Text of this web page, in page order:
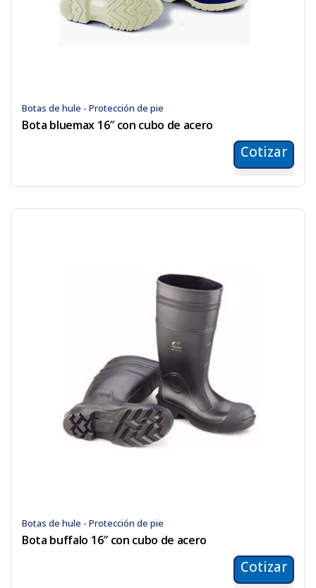
Botas de hule - Protección de pie
Bota bluemax 16″ con cubo de acero
Cotizar
Botas de hule - Protección de pie
Bota buffalo 16″ con cubo de acero
Cotizar